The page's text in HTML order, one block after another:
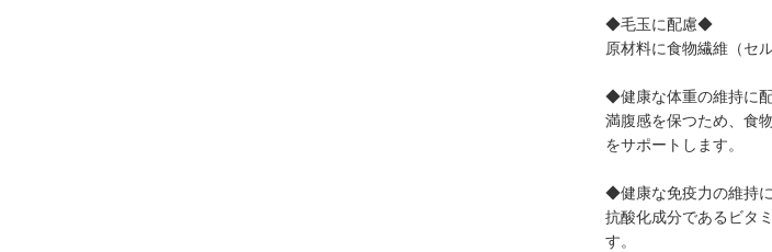
◆毛玉に配慮◆
原材料に食物繊維（セ
◆健康な体重の維持に
満腹感を保つため、食
をサポートします。
◆健康な免疫力の維持
抗酸化成分であるビタ
す。